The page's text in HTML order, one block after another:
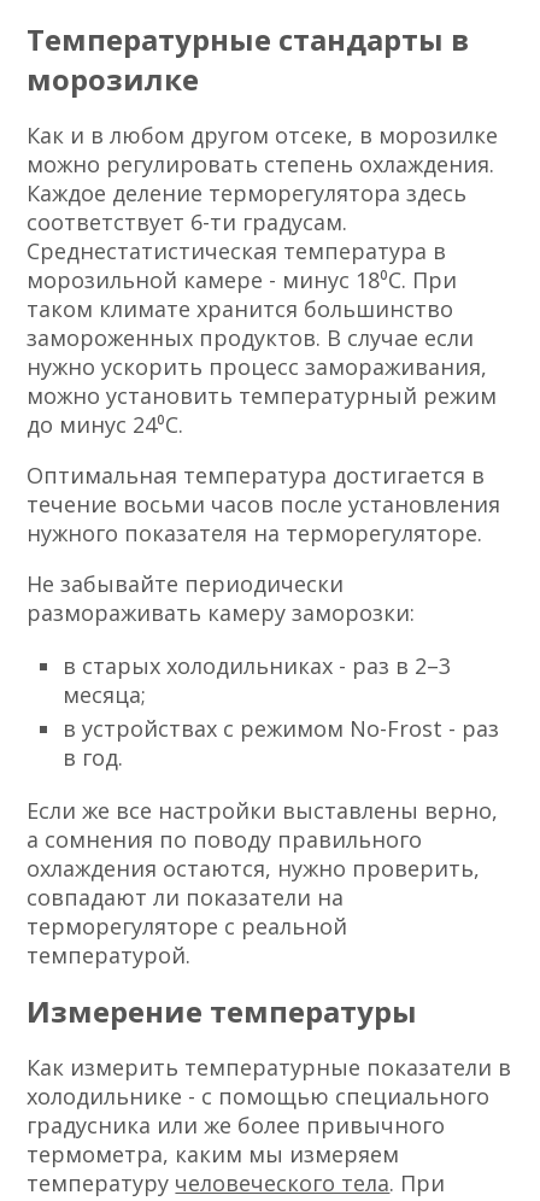
Температурные стандарты в
морозилке
Как и в любом другом отсеке, в морозилке
можно регулировать степень охлаждения.
Каждое деление терморегулятора здесь
соответствует 6-ти градусам.
Среднестатистическая температура в
морозильной камере - минус 18⁰С. При
таком климате хранится большинство
замороженных продуктов. В случае если
нужно ускорить процесс замораживания,
можно установить температурный режим
до минус 24⁰С.
Оптимальная температура достигается в
течение восьми часов после установления
нужного показателя на терморегуляторе.
Не забывайте периодически
размораживать камеру заморозки:
в старых холодильниках - раз в 2–3
месяца;
в устройствах с режимом No-Frost - раз
в год.
Если же все настройки выставлены верно,
а сомнения по поводу правильного
охлаждения остаются, нужно проверить,
совпадают ли показатели на
терморегуляторе с реальной
температурой.
Измерение температуры
Как измерить температурные показатели в
холодильнике - с помощью специального
градусника или же более привычного
термометра, каким мы измеряем
температуру человеческого тела. При